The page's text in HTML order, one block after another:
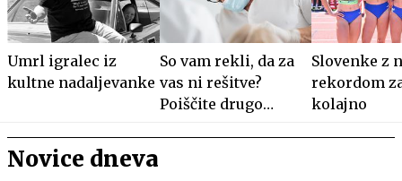
Umrl igralec iz
kultne nadaljevanke
So vam rekli, da za
vas ni rešitve?
Poiščite drugo
Slovenke z
rekordom
kolajno
Novice dneva